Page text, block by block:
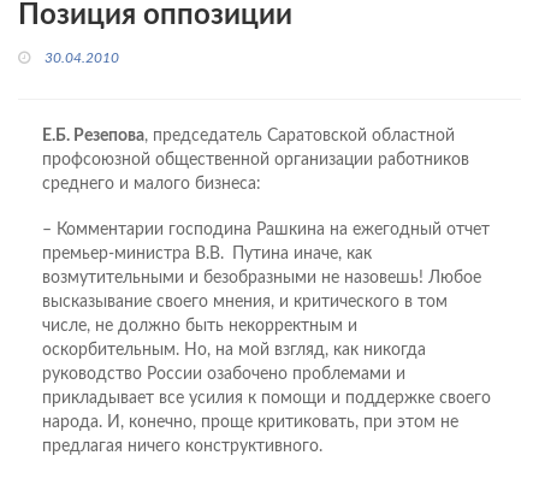
Позиция оппозиции
30.04.2010
Е.Б. Резепова, председатель Саратовской областной
проф­союзной общественной организации работников
среднего и малого бизнеса:
– Комментарии господина Рашкина на ежегодный отчет
премьер-министра В.В. Путина иначе, как
возмутительными и безобразными не назовешь! Любое
высказывание своего мнения, и критического в том
числе, не должно быть некорректным и
оскорбительным. Но, на мой взгляд, как никогда
руководство России озабочено проблемами и
прикладывает все усилия к помощи и поддержке своего
народа. И, конечно, проще критиковать, при этом не
предлагая ничего конструктивного.